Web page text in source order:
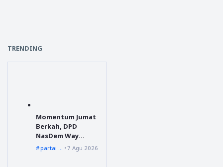
TRENDING
Momentum Jumat
Berkah, DPD
NasDem Way
Kanan Sediakan
Layanan Cukur
partai nasdem 7 Agu 2026